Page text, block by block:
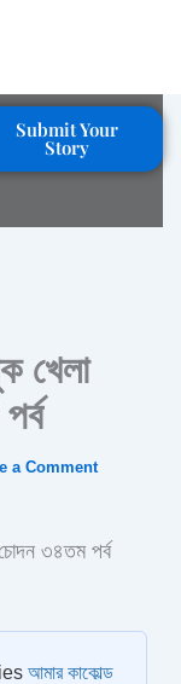
Submit Your
Story
খেলা
a Comment
৩৪তম পর্ব
আমার কাকোল্ড